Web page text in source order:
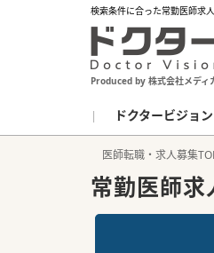
検索条件に合った常勤医師求
Produced by 株式会社メディ
ドクタービジョ
医師転職・求人募集
常勤医師求